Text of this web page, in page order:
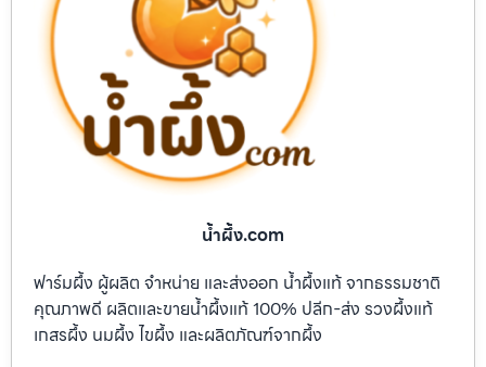
น้ำผึ้ง.com
ฟาร์มผึ้ง ผู้ผลิต จำหน่าย และส่งออก น้ำผึ้งแท้ จากธรรมชาติ
คุณภาพดี ผลิตและขายน้ำผึ้งแท้ 100% ปลีก-ส่ง รวงผึ้งแท้
เกสรผึ้ง นมผึ้ง ไขผึ้ง และผลิตภัณฑ์จากผึ้ง